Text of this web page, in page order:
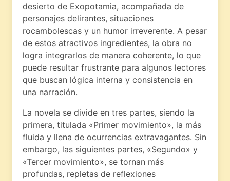
desierto de Exopotamia, acompañada de
personajes delirantes, situaciones
rocambolescas y un humor irreverente. A pesar
de estos atractivos ingredientes, la obra no
logra integrarlos de manera coherente, lo que
puede resultar frustrante para algunos lectores
que buscan lógica interna y consistencia en
una narración.
La novela se divide en tres partes, siendo la
primera, titulada «Primer movimiento», la más
fluida y llena de ocurrencias extravagantes. Sin
embargo, las siguientes partes, «Segundo» y
«Tercer movimiento», se tornan más
profundas, repletas de reflexiones